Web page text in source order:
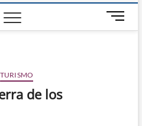
B
o
TURISMO
de los